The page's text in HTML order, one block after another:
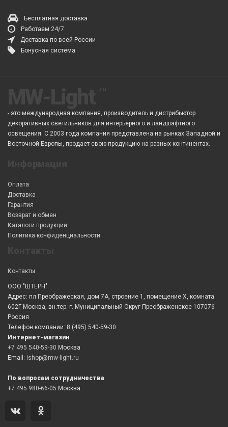
Бесплатная доставка
Работаем 24/7
Доставка по всей России
Бонусная система
- это международная компания, производитель и дистрибьютор
декоративных светильников для интерьерного и ландшафтного
освещения. С 2003 года компания представлена на рынках Западной и
Восточной Европы, продает свою продукцию на разных континентах.
Оплата
Доставка
Гарантия
Возврат и обмен
Каталоги продукции
Политика конфиденциальности
Контакты
ООО "ШТЕРН"
Адрес: пл Преображеская, дом 7А, строение 1, помещение X, комната
602Г Москва, вн.тер. г. Муниципальный Округ Преображенское 107076
Россия
Телефон компании: 8 (495) 540-59-30
Интернет-магазин
+7 495 540-59-30 Москва
Email: ishop@mw-light.ru
По вопросам сотрудничества
+7 495 980-66-05 Москва